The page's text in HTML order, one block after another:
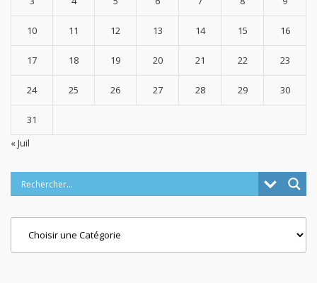
10 11 12 13 14 15 16
17 18 19 20 21 22 23
24 25 26 27 28 29 30
31
« Juil